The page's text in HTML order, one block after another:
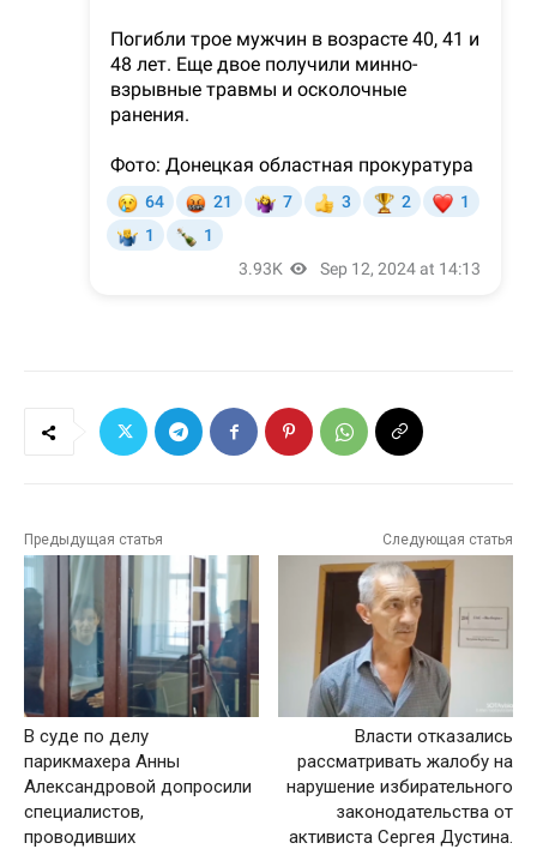
Предыдущая статья
В суде по делу
парикмахера Анны
Александровой допросили
специалистов,
проводивших
Следующая статья
Власти отказались
рассматривать жалобу на
нарушение избирательного
законодательства от
активиста Сергея Дустина.